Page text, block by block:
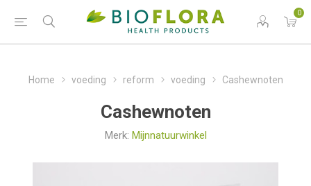
0
Home voeding reform voeding Cashewnoten
Cashewnoten
Merk: Mijnnatuurwinkel